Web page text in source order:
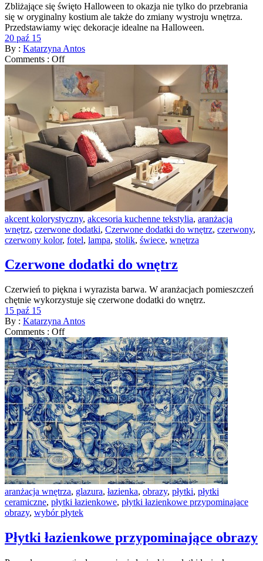
Zbliżające się święto Halloween to okazja nie tylko do przebrania
się w oryginalny kostium ale także do zmiany wystroju wnętrza.
Przedstawiamy więc dekoracje idealne na Halloween.
20 paź 15
By : Katarzyna Antos
Comments : Off
akcent kolorystyczny, akcesoria kuchenne tekstylia, aranżacja
wnętrz, czerwone dodatki, Czerwone dodatki do wnętrz, czerwony,
czerwony kolor, fotel, lampa, stolik, świece, wnętrza
Czerwone dodatki do wnętrz
Czerwień to piękna i wyrazista barwa. W aranżacjach pomieszczeń
chętnie wykorzystuje się czerwone dodatki do wnętrz.
15 paź 15
By : Katarzyna Antos
Comments : Off
aranżacja wnętrza, glazura, łazienka, obrazy, płytki, płytki
ceramiczne, płytki łazienkowe, płytki łazienkowe przypominajace
obrazy, wybór płytek
Płytki łazienkowe przypominające obrazy